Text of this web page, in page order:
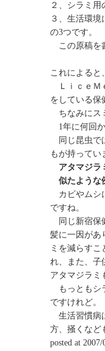
２、シラミ用
３、生活環境
の3つです。
この原稿を
これによると、
ＬｉｃｅＭ
をしている保
ちなみにス
1年に何回か
同じ昆虫で
もが持ってい
アタマジラ
似たような
カビやムシ
ですね。
同じ新宿保
髪に一因があ
ミを減らす
れ、また、子
アタマジラミ
もっともシ
ですけれど。
生活習慣病
方、掻くなど
posted at